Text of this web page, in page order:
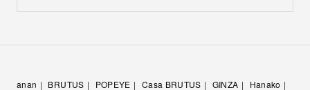
anan BRUTUS POPEYE Casa BRUTUS GINZA Hanako